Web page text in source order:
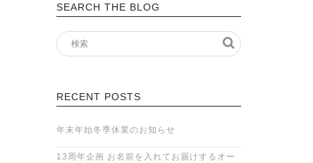
SEARCH THE BLOG
RECENT POSTS
年末年始冬季休業のお知らせ
13周年企画 お名前を入れてお届けするオー